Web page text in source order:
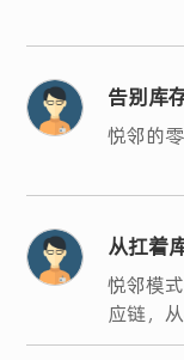
告别库
轻运营
悦邻的
从扛着
统选对
悦邻模
应链，